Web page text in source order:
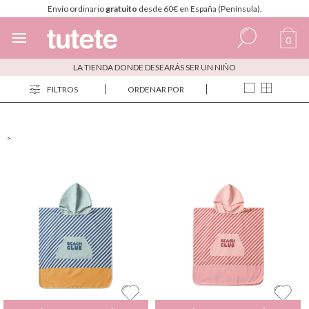
Envío ordinariogratuito desde 60€ en España (Península).
Español
Italiano
0
LA TIENDA DONDE DESEARÁS SER UN NIÑO
FILTROS ORDENAR POR
>